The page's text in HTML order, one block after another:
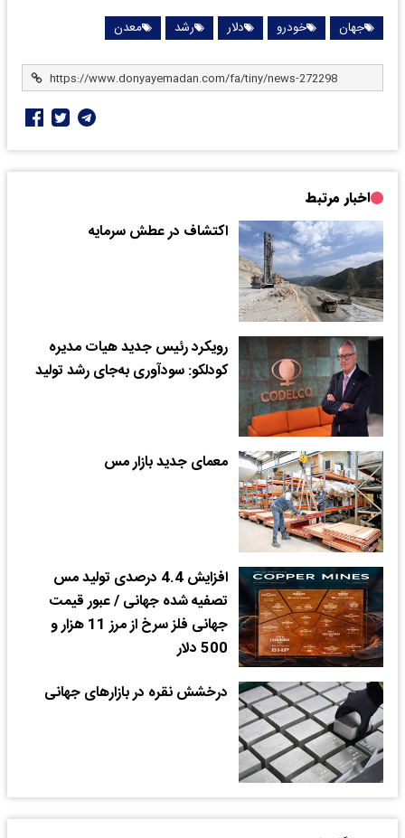
جهان خودرو دلار رشد معدن
اخبار مرتبط
اکتشاف در عطش سرمایه
رویکرد رئیس جدید هیات مدیره
کودلکو: سودآوری به‌جای رشد تولید
معمای جدید بازار مس
افزایش 4.4 درصدی تولید مس
تصفیه شده جهانی / عبور قیمت
جهانی فلز سرخ از مرز 11 هزار و
500 دلار
درخشش نقره در بازارهای جهانی